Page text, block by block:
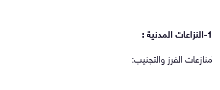
1- النزاعات المدنية:
منازعات الفرز والتجنيب: